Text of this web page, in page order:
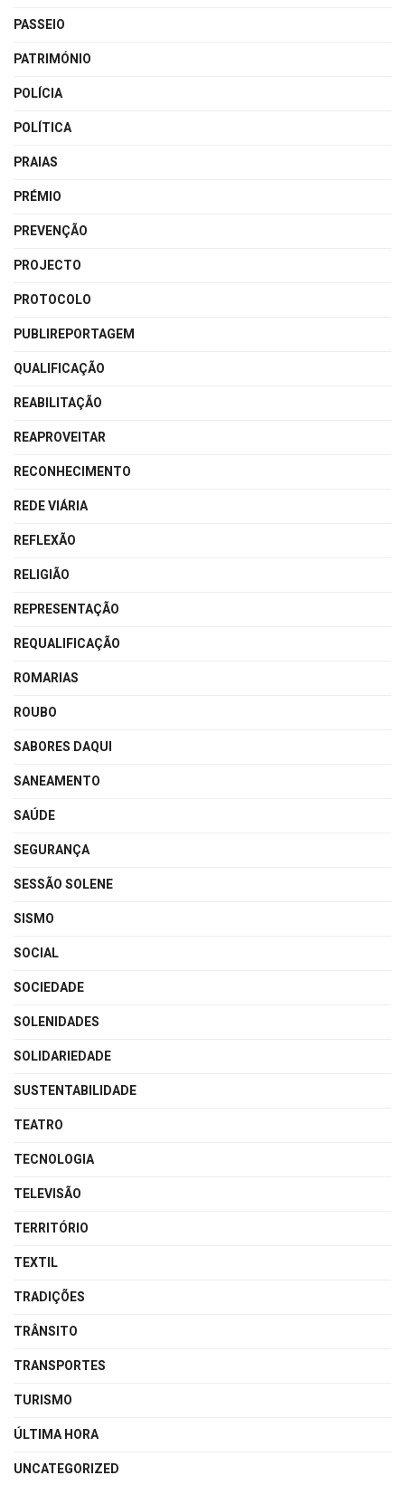
PASSEIO
PATRIMÓNIO
POLÍCIA
POLÍTICA
PRAIAS
PRÉMIO
PREVENÇÃO
PROJECTO
PROTOCOLO
PUBLIREPORTAGEM
QUALIFICAÇÃO
REABILITAÇÃO
REAPROVEITAR
RECONHECIMENTO
REDE VIÁRIA
REFLEXÃO
RELIGIÃO
REPRESENTAÇÃO
REQUALIFICAÇÃO
ROMARIAS
ROUBO
SABORES DAQUI
SANEAMENTO
SAÚDE
SEGURANÇA
SESSÃO SOLENE
SISMO
SOCIAL
SOCIEDADE
SOLENIDADES
SOLIDARIEDADE
SUSTENTABILIDADE
TEATRO
TECNOLOGIA
TELEVISÃO
TERRITÓRIO
TEXTIL
TRADIÇÕES
TRÂNSITO
TRANSPORTES
TURISMO
ÚLTIMA HORA
UNCATEGORIZED